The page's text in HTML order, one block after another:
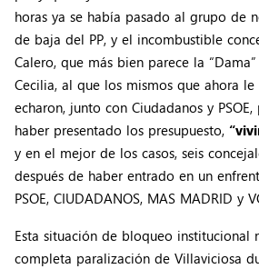
horas ya se había pasado al grupo de
de baja del PP, y el incombustible
Calero, que más bien parece la
Cecilia, al que los mismos que ahora
echaron, junto con Ciudadanos y
haber presentado los presupuesto,
y en el mejor de los casos, seis
después de haber entrado en un
PSOE, CIUDADANOS, MAS MADRID y
Esta situación de bloqueo institucional
completa paralización de Villaviciosa